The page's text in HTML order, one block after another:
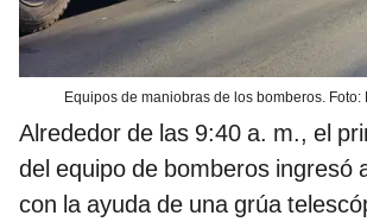
Equipos de maniobras de los bomberos. Foto:
Alrededor de las 9:40 a. m., el
del equipo de bomberos ingresó
con la ayuda de una grúa